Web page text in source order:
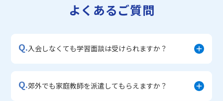
・宿題サポートコース
・学習習慣定着コース
よくあるご質問
Q.入会しなくても学習面談は受けられますか？
Q.郊外でも家庭教師を派遣してもらえますか？